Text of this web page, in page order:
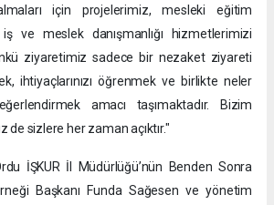
için projelerimiz, mesleki eğitim
ve meslek danışmanlığı hizmetlerimizi
ziyaretimiz sadece bir nezaket ziyareti
ihtiyaçlarınızı öğrenmek ve birlikte neler
amacı taşımaktadır. Bizim
de sizlere her zaman açıktır."
İŞKUR İl Müdürlüğü’nün Benden Sonra
Başkanı Funda Sağesen ve yönetim